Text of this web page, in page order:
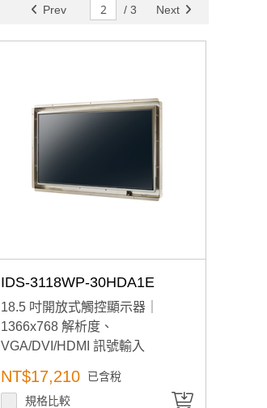
Prev / 3 Next
IDS-3118WP-30HDA1E
18.5 吋開放式觸控顯示器｜
1366x768 解析度、
VGA/DVI/HDMI 訊號輸入
NT$17,210
已含稅
規格比較